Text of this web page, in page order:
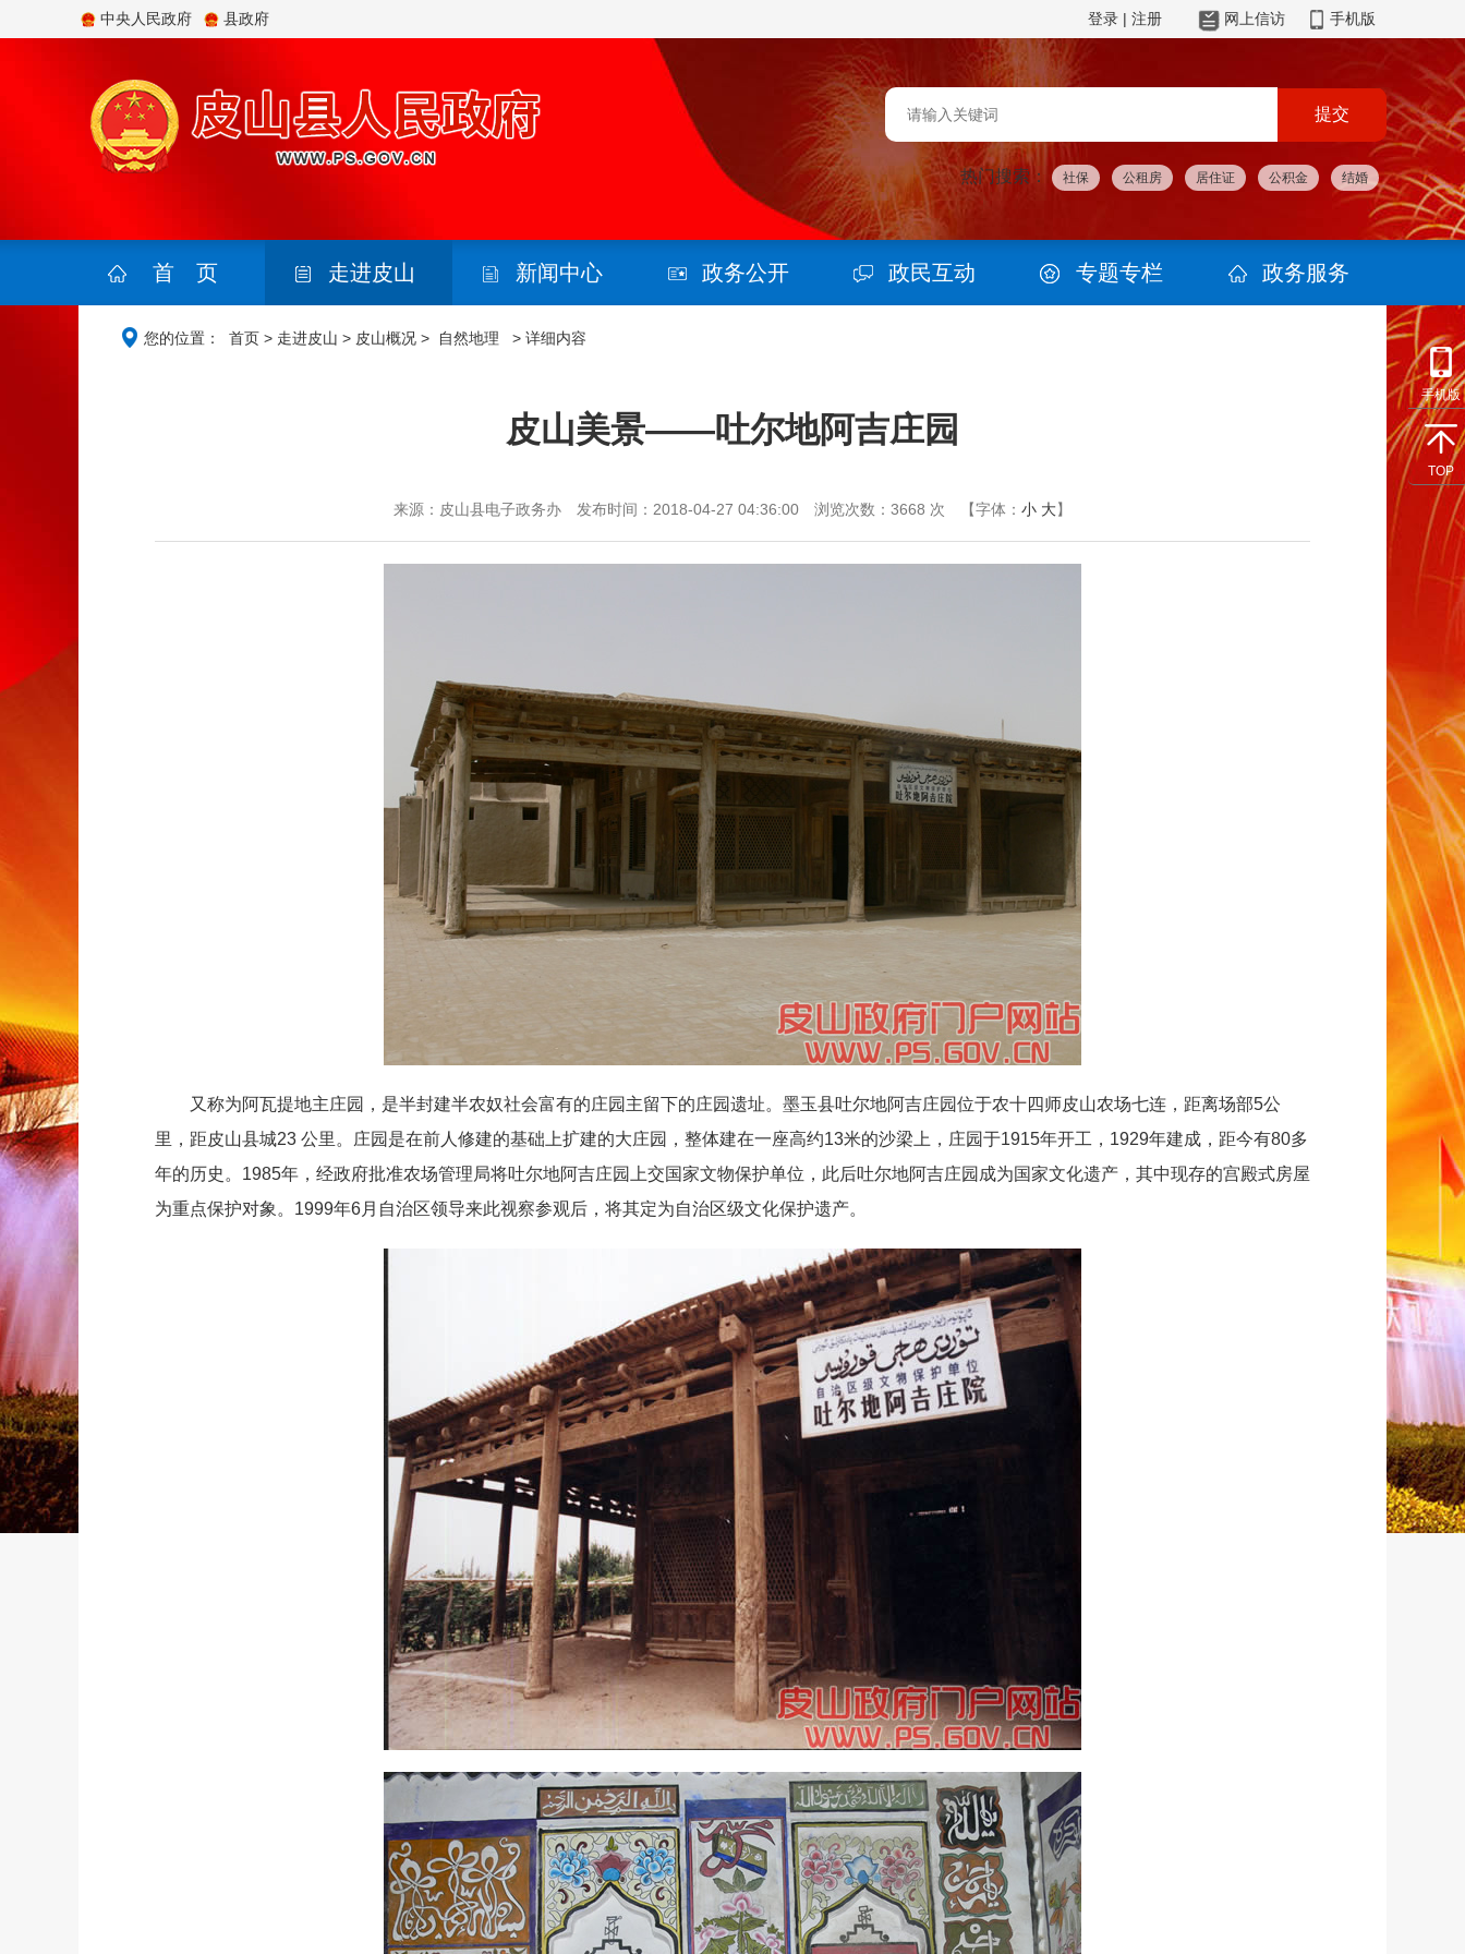
网上信访 手机版
登录 | 注册
中央人民政府 县政府
热门搜索： 社保 公租房 居住证 公积金 结婚
首 页 走进皮山 新闻中心 政务公开 政民互动 专题专栏 政务服务
您的位置： 首页 > 走进皮山 > 皮山概况 > 自然地理 > 详细内容
皮山美景——吐尔地阿吉庄园
来源：皮山县电子政务办 发布时间：2018-04-27 04:36:00 浏览次数： 3668 次 【字体： 小 大】
又称为阿瓦提地主庄园，是半封建半农奴社会富有的庄园主留下的庄园遗址。墨玉县吐尔地阿吉庄园位于农十四师皮山农场七连，距离场部5公
里，距皮山县城23 公里。庄园是在前人修建的基础上扩建的大庄园，整体建在一座高约13米的沙梁上，庄园于1915年开工，1929年建成，距今有80多
年的历史。1985年，经政府批准农场管理局将吐尔地阿吉庄园上交国家文物保护单位，此后吐尔地阿吉庄园成为国家文化遗产，其中现存的宫殿式房屋
为重点保护对象。1999年6月自治区领导来此视察参观后，将其定为自治区级文化保护遗产。
手机版
TOP